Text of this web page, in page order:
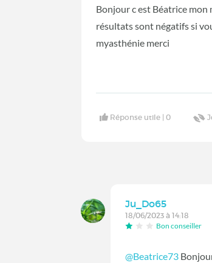
Bonjour c est Béatrice mon
résultats sont négatifs si
myasthénie merci
Réponse utile |0
Ju_Do65
18/06/2023 à 14:18
Bon conseiller
@Beatrice73